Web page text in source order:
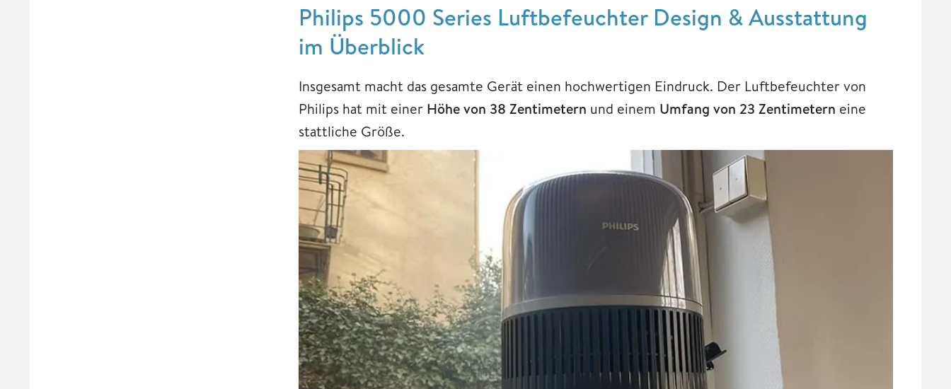
Philips 5000 Series Luftbefeuchter Design & Ausstattung
im Überblick
Insgesamt macht das gesamte Gerät einen hochwertigen Eindruck. Der Luftbefeuchter von
Philips hat mit einer Höhe von 38 Zentimetern und einem Umfang von 23 Zentimetern eine
stattliche Größe.